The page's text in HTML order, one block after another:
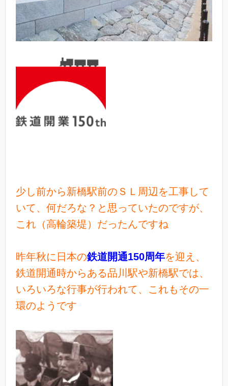
少し前から新橋駅前のＳＬ周辺を工事して
いて、何だろな？と思っていたのですが、
これ（高輪築堤）だったんですね
昨年秋に日本の鉄道開通150周年を迎え、
鉄道開通時からある品川駅や新橋駅では、
いろいろな行事が行われて、これもその一
環のようです